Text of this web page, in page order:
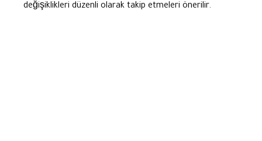
değişiklikleri düzenli olarak takip etmeleri önerilir.